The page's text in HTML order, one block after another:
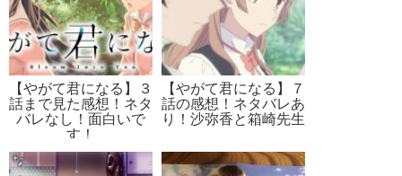
【やがて君になる】３
話まで見た感想！ネタ
バレなし！面白いで
す！
【やがて君になる】７
話の感想！ネタバレあ
り！沙弥香と箱崎先生